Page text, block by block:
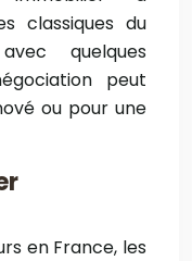
classiques du
quelques
peut
ou pour une
en France, les